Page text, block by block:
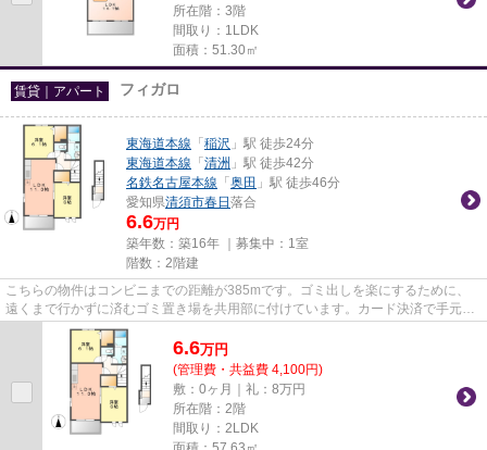
所在階：3階
間取り：1LDK
面積：51.30㎡
賃貸｜アパート フィガロ
東海道本線 「 稲沢 」駅 徒歩24分
東海道本線 「 清洲 」駅 徒歩42分
名鉄名古屋本線 「 奥田 」駅 徒歩46分
愛知県清須市春日 落合
6.6万円
築年数：築16年 ｜募集中： 1室
階数：2階建
こちらの物件はコンビニまでの距離が385mです。ゴミ出しを楽にするために、
遠くまで行かずに済むゴミ置き場を共用部に付けています。カード決済で手元に
お金がなくても初期費用や家賃...
6.6万円
(管理費・共益費 4,100円)
敷：0ヶ月｜礼：8万円
所在階：2階
間取り：2LDK